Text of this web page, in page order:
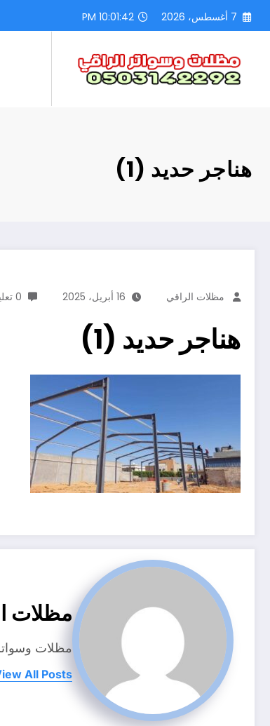
التجاوز
7 أغسطس، 2026 10:01:43 PM
هناجر حديد (1)
مظلات الراقي 16 أبريل، 2025 0 تعليقات
هناجر حديد (1)
مظلات
مظلات وسواتر جده
All Posts